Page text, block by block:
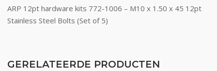
ARP 12pt hardware kits 772-1006 – M10 x 1.50 x 45 12pt
Stainless Steel Bolts (Set of 5)
GERELATEERDE PRODUCTEN